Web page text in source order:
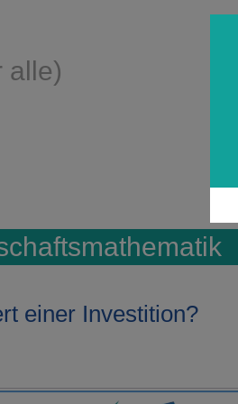
alle)
einer Investition?